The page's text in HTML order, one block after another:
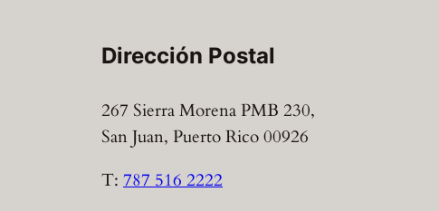
Dirección Postal
267 Sierra Morena PMB 230,
San Juan, Puerto Rico 00926
T: 787 516 2222